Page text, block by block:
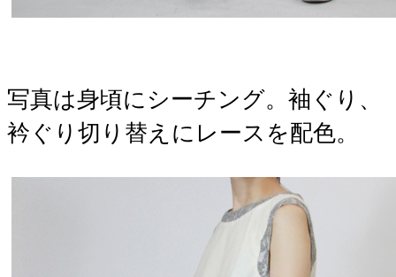
写真は身頃にシーチング。袖ぐり、
衿ぐり切り替えにレースを配色。